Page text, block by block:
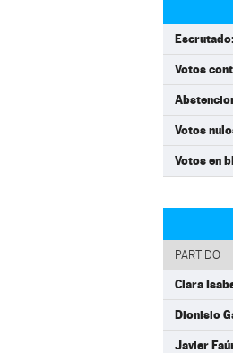
Escrutado:
Votos
Votos
Votos en
PARTIDO
Clara
Dionisio
Javier